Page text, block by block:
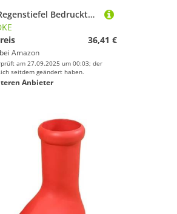
Damen Regenstiefel Bedruckte Wadenhohe Outdoor-Kurzstiefel wasserdichte Gartenschuhe Gummi-Regenschuhe Für Industrie Handwerk(Red03,37)
36,41 €
Amazon
am 27.09.2025 um 00:03; der
seitdem geändert haben.
Anbieter